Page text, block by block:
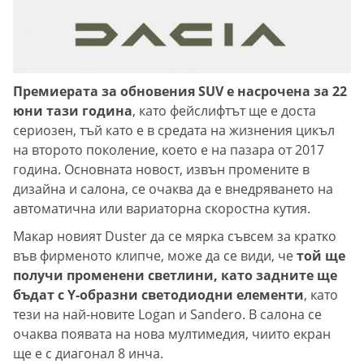
Премиерата за обновения SUV е насрочена за 22
юни тази година, като фейслифтът ще е доста
сериозен, тъй като е в средата на жизнения цикъл
на второто поколение, което е на пазара от 2017
година. Основната новост, извън промените в
дизайна и салона, се очаква да е внедряването на
автоматична или вариаторна скоростна кутия.
Макар новият Duster да се мярка съвсем за кратко
във фирменото клипче, може да се види, четой ще
получи променени светлини, като задните ще
бъдат с Y-образни светодиодни елементи, като
тези на най-новите Logan и Sandero. В салона се
очаква появата на нова мултимедия, чиито екран
ще е с диагонал 8 инча.